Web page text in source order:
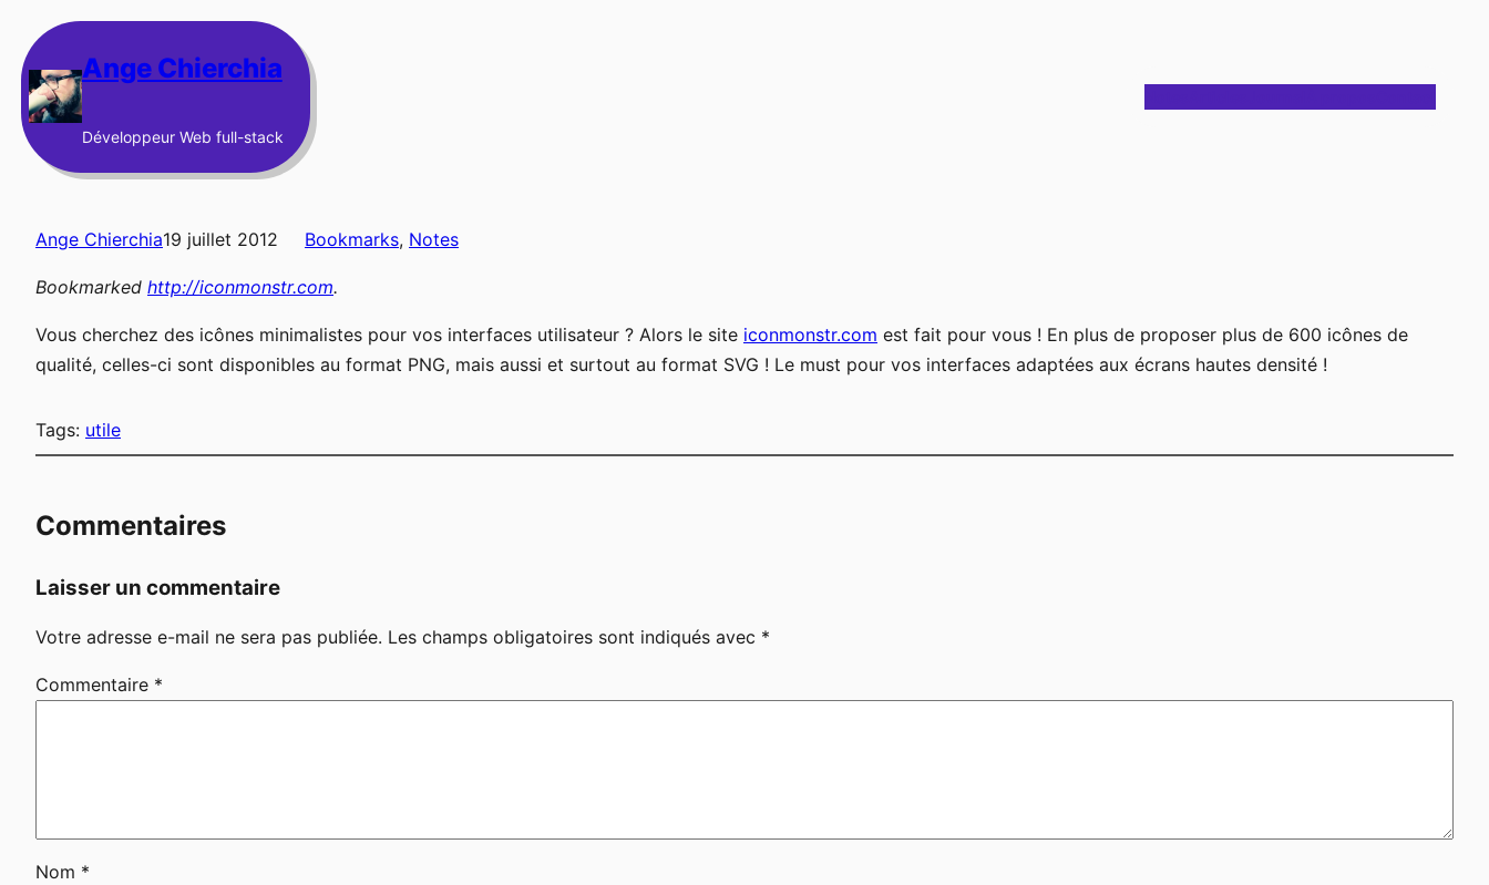
au
contenu Ange Chierchia
Développeur Web full-stack
Ange Chierchia19 juillet 2012 Bookmarks, Notes
Bookmarked http://iconmonstr.com.
Vous cherchez des icônes minimalistes pour vos interfaces utilisateur ? Alors le site iconmonstr.com est fait pour vous ! En plus de proposer plus de 600 icônes de
qualité, celles-ci sont disponibles au format PNG, mais aussi et surtout au format SVG ! Le must pour vos interfaces adaptées aux écrans hautes densité !
Tags: utile
Commentaires
Laisser un commentaire
Votre adresse e-mail ne sera pas publiée. Les champs obligatoires sont indiqués avec *
Commentaire *
Nom *